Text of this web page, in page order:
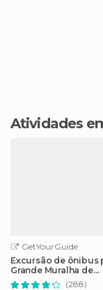
Atividades
GetYourGuide
Excursão de ônibus
Grande Muralha de
Mutianyu em Pequim
(288)